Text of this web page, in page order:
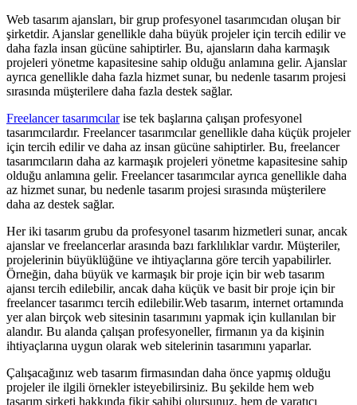
Web tasarım ajansları, bir grup profesyonel tasarımcıdan oluşan bir
şirketdir. Ajanslar genellikle daha büyük projeler için tercih edilir ve
daha fazla insan gücüne sahiptirler. Bu, ajansların daha karmaşık
projeleri yönetme kapasitesine sahip olduğu anlamına gelir. Ajanslar
ayrıca genellikle daha fazla hizmet sunar, bu nedenle tasarım projesi
sırasında müşterilere daha fazla destek sağlar.
Freelancer tasarımcılarise tek başlarına çalışan profesyonel
tasarımcılardır. Freelancer tasarımcılar genellikle daha küçük projeler
için tercih edilir ve daha az insan gücüne sahiptirler. Bu, freelancer
tasarımcıların daha az karmaşık projeleri yönetme kapasitesine sahip
olduğu anlamına gelir. Freelancer tasarımcılar ayrıca genellikle daha
az hizmet sunar, bu nedenle tasarım projesi sırasında müşterilere
daha az destek sağlar.
Her iki tasarım grubu da profesyonel tasarım hizmetleri sunar, ancak
ajanslar ve freelancerlar arasında bazı farklılıklar vardır. Müşteriler,
projelerinin büyüklüğüne ve ihtiyaçlarına göre tercih yapabilirler.
Örneğin, daha büyük ve karmaşık bir proje için bir web tasarım
ajansı tercih edilebilir, ancak daha küçük ve basit bir proje için bir
freelancer tasarımcı tercih edilebilir.Web tasarım, internet ortamında
yer alan birçok web sitesinin tasarımını yapmak için kullanılan bir
alandır. Bu alanda çalışan profesyoneller, firmanın ya da kişinin
ihtiyaçlarına uygun olarak web sitelerinin tasarımını yaparlar.
Çalışacağınız web tasarım firmasından daha önce yapmış olduğu
projeler ile ilgili örnekler isteyebilirsiniz. Bu şekilde hem web
tasarım şirketi hakkında fikir sahibi olursunuz, hem de yaratıcı